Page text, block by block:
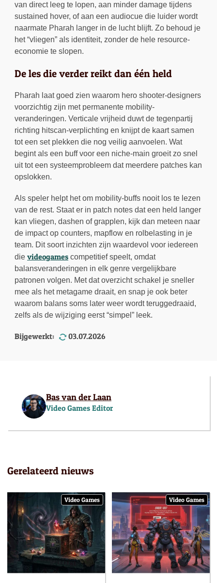
van direct leeg te lopen, aan minder damage tijdens
sustained hover, of aan een audiocue die luider wordt
naarmate Pharah langer in de lucht blijft. Zo behoud je
het “vliegen” als identiteit, zonder de hele resource-
economie te slopen.
De les die verder reikt dan één held
Pharah laat goed zien waarom hero shooter-designers
voorzichtig zijn met permanente mobility-
veranderingen. Verticale vrijheid duwt de tegenpartij
richting hitscan-verplichting en knijpt de kaart samen
tot een set plekken die nog veilig aanvoelen. Wat
begint als een buff voor een niche-main groeit zo snel
uit tot een systeemprobleem dat meerdere patches kan
opslokken.
Als speler helpt het om mobility-buffs nooit los te lezen
van de rest. Staat er in patch notes dat een held langer
kan vliegen, dashen of grapplen, kijk dan meteen naar
de impact op counters, mapflow en rolbelasting in je
team. Dit soort inzichten zijn waardevol voor iedereen
die videogames competitief speelt, omdat
balansveranderingen in elk genre vergelijkbare
patronen volgen. Met dat overzicht schakel je sneller
mee als het metagame draait, en snap je ook beter
waarom balans soms later weer wordt teruggedraaid,
zelfs als de wijziging eerst “simpel” leek.
Bijgewerkt: 03.07.2026
Bas van der Laan
Video Games Editor
Gerelateerd nieuws
Video Games Video Games